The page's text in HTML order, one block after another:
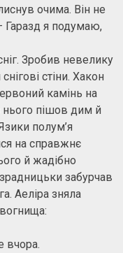
очима. Він не
Гаразд я подумаю,
Зробив невелику
стіни. Хакон
камінь на
нього пішов дим й
полум’я
на справжнє
й жадібно
забурчав
Аеліра зняла
вчора.